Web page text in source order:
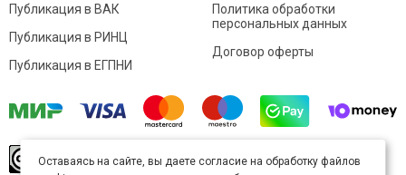
Публикация в ВАК
Публикация в РИНЦ
Публикация в ЕГПНИ
Политика обработки
персональных данных
Договор оферты
произведение доступно полицензии Creative
Оставаясь на сайте, вы даете согласие на обработку файлов